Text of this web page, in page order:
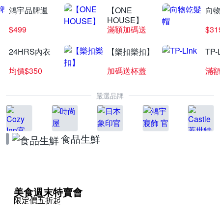
鴻宇品牌週
$499
【ONE
HOUSE】
滿額加碼送
向
24HRS內衣
均價$350
【樂扣樂扣】
加碼送杯蓋
TP-
滿
嚴選品牌
食品生鮮
美食週末特賣會
限定價五折起